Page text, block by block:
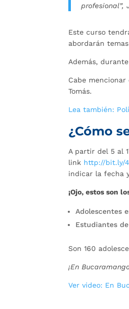
profesional”,
Este curso
abordarán
Además,
Cabe
Tomás.
Lea también:
¿Cómo
A partir del 5 al
link http://bit.ly/
indicar la fecha
¡Ojo, estos son
Adolescentes
Estudiantes
Son 160
¡En
Ver video: En